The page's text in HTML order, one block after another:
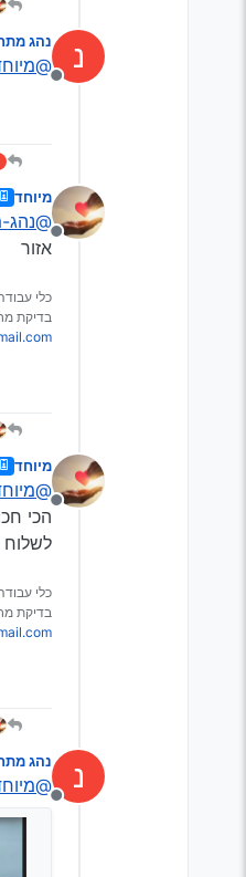
נ
מנותק
נהג
מנותק
מיוחד
אזור
כלי
בדיקת
מנותק
מיוחד
הכי
לשלוח
כלי
בדיקת
נ
מנותק
נהג